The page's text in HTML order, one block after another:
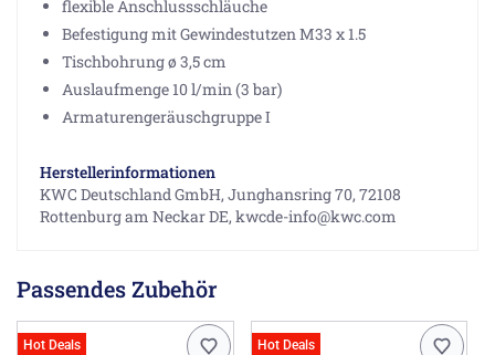
flexible Anschlussschläuche
Befestigung mit Gewindestutzen M33 x 1.5
Tischbohrung ø 3,5 cm
Auslaufmenge 10 l/min (3 bar)
Armaturengeräuschgruppe I
Herstellerinformationen
KWC Deutschland GmbH, Junghansring 70, 72108
Rottenburg am Neckar DE, kwcde-info@kwc.com
Passendes Zubehör
Hot Deals Hot Deals